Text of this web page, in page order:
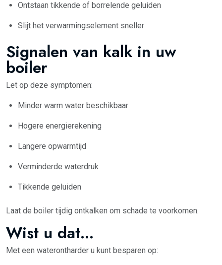
Ontstaan tikkende of borrelende geluiden
Slijt het verwarmingselement sneller
Signalen van kalk in uw
boiler
Let op deze symptomen:
Minder warm water beschikbaar
Hogere energierekening
Langere opwarmtijd
Verminderde waterdruk
Tikkende geluiden
Laat de boiler tijdig ontkalken om schade te voorkomen.
Wist u dat...
Met een waterontharder u kunt besparen op: